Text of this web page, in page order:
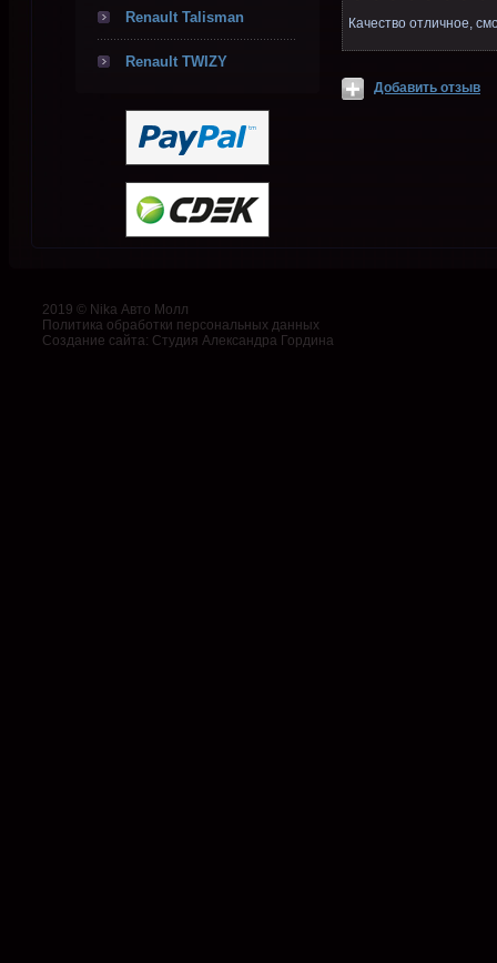
Renault Talisman
Renault TWIZY
Качество отличное,
Добавить отзыв
2019 © Nika Авто Молл
Политика обработки персональных данных
Создание сайта: Студия Александра Гордина